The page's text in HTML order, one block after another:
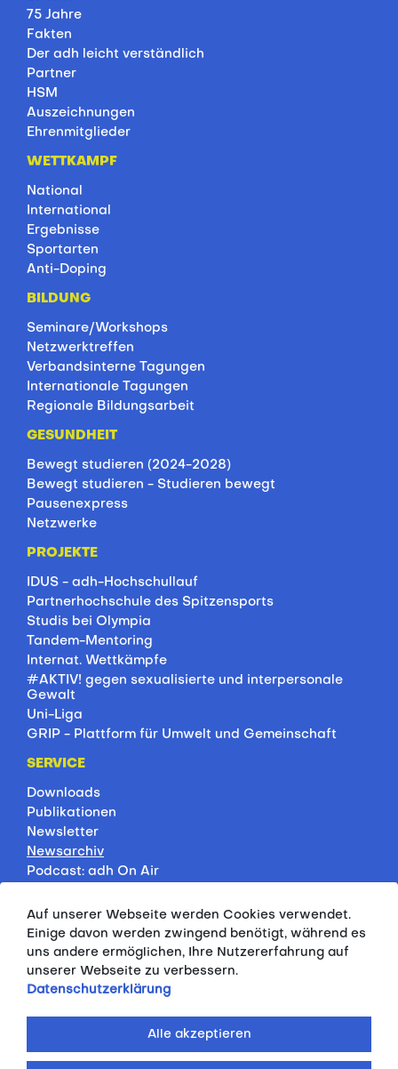
75 Jahre
Fakten
Der adh leicht verständlich
Partner
HSM
Auszeichnungen
Ehrenmitglieder
WETTKAMPF
National
International
Ergebnisse
Sportarten
Anti-Doping
BILDUNG
Seminare/Workshops
Netzwerktreffen
Verbandsinterne Tagungen
Internationale Tagungen
Regionale Bildungsarbeit
GESUNDHEIT
Bewegt studieren (2024-2028)
Bewegt studieren - Studieren bewegt
Pausenexpress
Netzwerke
PROJEKTE
IDUS - adh-Hochschullauf
Partnerhochschule des Spitzensports
Studis bei Olympia
Tandem-Mentoring
Internat. Wettkämpfe
#AKTIV! gegen sexualisierte und interpersonale
Gewalt
Uni-Liga
GRIP - Plattform für Umwelt und Gemeinschaft
SERVICE
Downloads
Publikationen
Newsletter
Newsarchiv
Podcast: adh On Air
Rankings
Servicepartner
HSP-Onlinekurse
Auf unserer Webseite werden Cookies verwendet.
Einige davon werden zwingend benötigt, während es
uns andere ermöglichen, Ihre Nutzererfahrung auf
unserer Webseite zu verbessern.
Datenschutzerklärung
Alle akzeptieren